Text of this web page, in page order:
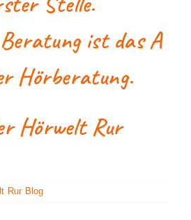
ist das A
Hörberatung.
Hörwelt Rur
Rur Blog